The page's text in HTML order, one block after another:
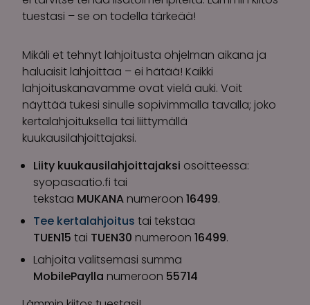
tuestasi – se on todella tärkeää!
Mikäli et tehnyt lahjoitusta ohjelman aikana ja
haluaisit lahjoittaa – ei hätää! Kaikki
lahjoituskanavamme ovat vielä auki. Voit
näyttää tukesi sinulle sopivimmalla tavalla; joko
kertalahjoituksella tai liittymällä
kuukausilahjoittajaksi.
Liity kuukausilahjoittajaksi osoitteessa:
syopasaatio.fi tai
tekstaa MUKANA numeroon 16499.
Tee kertalahjoitus tai tekstaa
TUEN15 tai TUEN30 numeroon 16499.
Lahjoita valitsemasi summa
MobilePaylla numeroon 55714